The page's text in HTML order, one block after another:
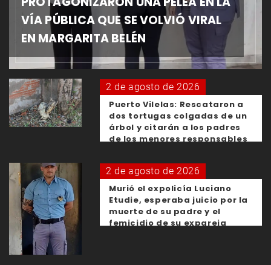
VÍA PÚBLICA QUE SE VOLVIÓ VIRAL
EN MARGARITA BELÉN
2 de agosto de 2026
Puerto Vilelas: Rescataron a
dos tortugas colgadas de un
árbol y citarán a los padres
de los menores responsables
2 de agosto de 2026
Murió el expolicía Luciano
Etudie, esperaba juicio por la
muerte de su padre y el
femicidio de su expareja